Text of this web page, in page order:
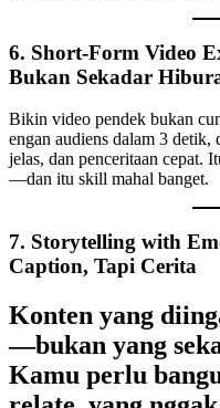
6. Short-Form Video
Bukan Sekadar
Bikin video pendek bukan
engan audiens dalam 3 detik,
jelas, dan penceritaan cepat.
—dan itu skill mahal banget.
7. Storytelling with
Caption, Tapi Cerita
Konten yang
—bukan yang
Kamu perlu